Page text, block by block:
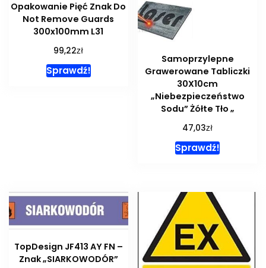
Opakowanie Pięć Znak Do
Not Remove Guards
300x100mm L31
99,22zł
Sprawdź!
Samoprzylepne
Grawerowane Tabliczki
30X10cm
„Niebezpieczeństwo
Sodu” Żółte Tło „
47,03zł
Sprawdź!
TopDesign JF413 AY FN –
Znak „SIARKOWODÓR”